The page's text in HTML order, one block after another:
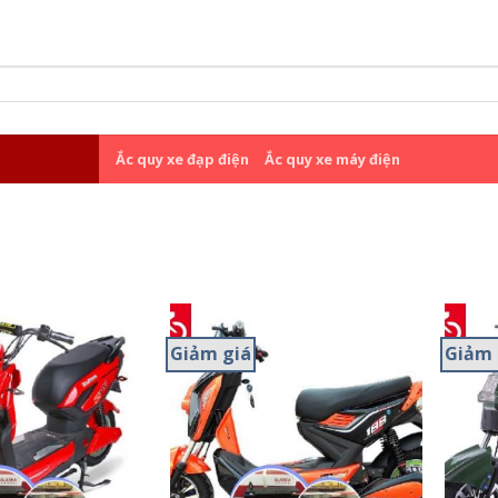
Ắc quy xe đạp điện Ắc quy xe máy điện
Giảm giá